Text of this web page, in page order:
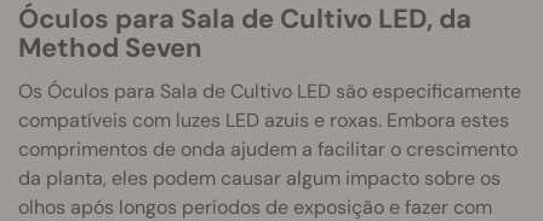
Óculos para Sala de Cultivo LED, da
Method Seven
Os Óculos para Sala de Cultivo LED são especificamente
compatíveis com luzes LED azuis e roxas. Embora estes
comprimentos de onda ajudem a facilitar o crescimento
da planta, eles podem causar algum impacto sobre os
olhos após longos períodos de exposição e fazer com